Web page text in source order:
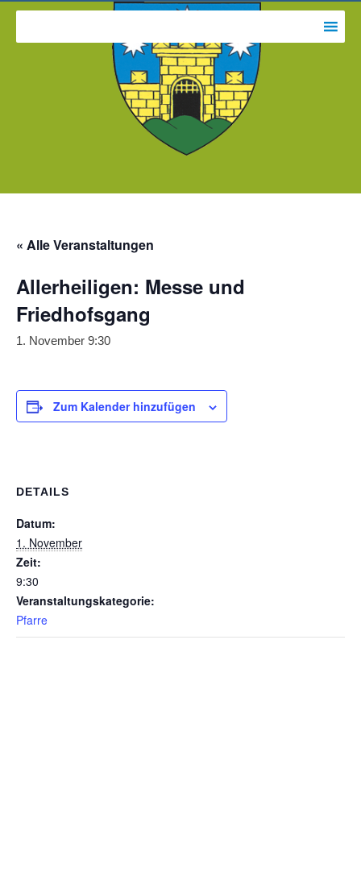
« Alle Veranstaltungen
Allerheiligen: Messe und
Friedhofsgang
1. November 9:30
Zum Kalender hinzufügen
DETAILS
Datum:
1. November
Zeit:
9:30
Veranstaltungskategorie:
Pfarre